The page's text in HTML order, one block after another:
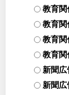
教育関
教育関
教育関
教育関
新聞
新聞